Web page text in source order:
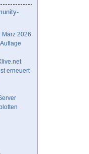
März 2026
erneuert